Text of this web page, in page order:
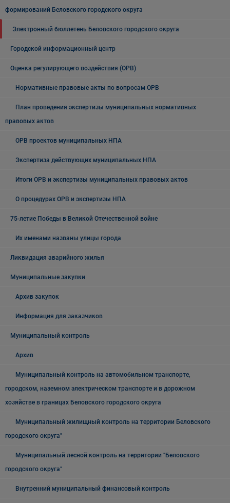
формирований Беловского городского округа
Электронный бюллетень Беловского городского округа
Городской информационный центр
Оценка регулирующего воздействия (ОРВ)
Нормативные правовые акты по вопросам ОРВ
План проведения экспертизы муниципальных нормативных
правовых актов
ОРВ проектов муниципальных НПА
Экспертиза действующих муниципальных НПА
Итоги ОРВ и экспертизы муниципальных правовых актов
О процедурах ОРВ и экспертизы НПА
75-летие Победы в Великой Отечественной войне
Их именами названы улицы города
Ликвидация аварийного жилья
Муниципальные закупки
Архив закупок
Информация для заказчиков
Муниципальный контроль
Архив
Муниципальный контроль на автомобильном транспорте,
городском, наземном электрическом транспорте и в дорожном
хозяйстве в границах Беловского городского округа
Муниципальный жилищный контроль на территории Беловского
городского округа"
Муниципальный лесной контроль на территории "Беловского
городского округа"
Внутренний муниципальный финансовый контроль